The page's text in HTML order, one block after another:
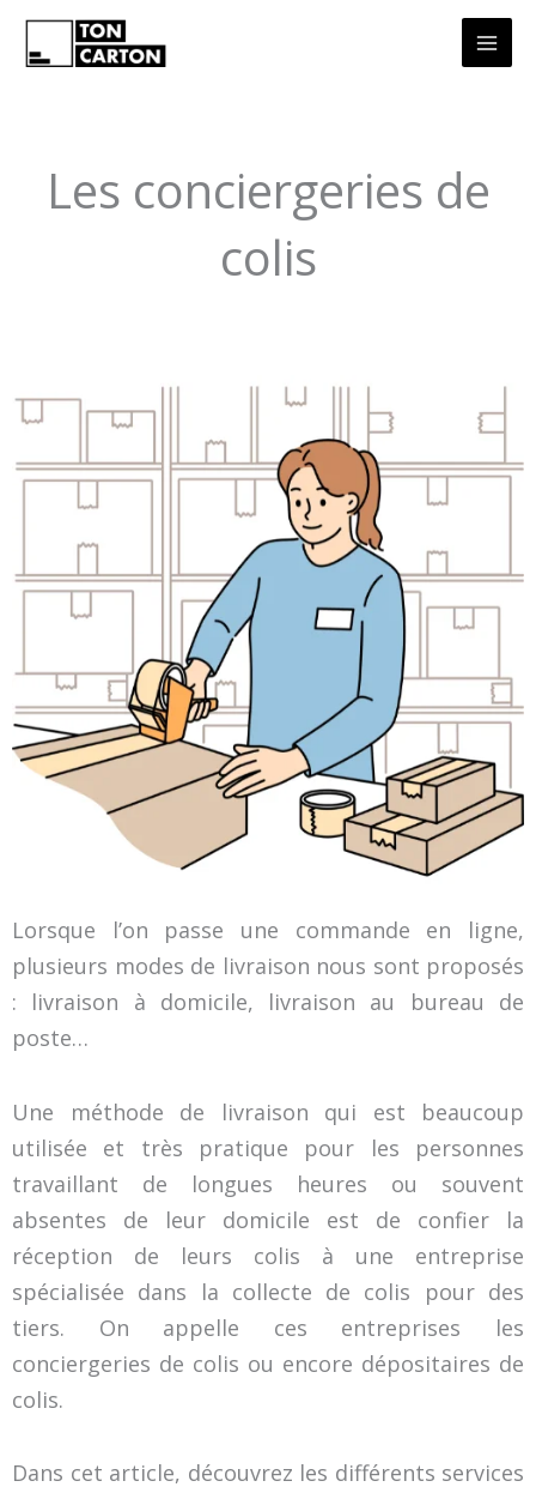
contenu
Les conciergeries de
colis
Lorsque l’on passe une commande en ligne,
plusieurs modes de livraison nous sont proposés
: livraison à domicile, livraison au bureau de
poste…
Une méthode de livraison qui est beaucoup
utilisée et très pratique pour les personnes
travaillant de longues heures ou souvent
absentes de leur domicile est de confier la
réception de leurs colis à une entreprise
spécialisée dans la collecte de colis pour des
tiers. On appelle ces entreprises les
conciergeries de colis ou encore dépositaires de
colis.
Dans cet article, découvrez les différents services